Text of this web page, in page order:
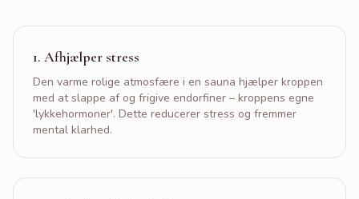
Stresssymptomer
Smertefri
Priser
Om Zofiia
1. Afhjælper stress
Den varme rolige atmosfære i en sauna hjælper kroppen
med at slappe af og frigive endorfiner – kroppens egne
'lykkehormoner'. Dette reducerer stress og fremmer
mental klarhed.